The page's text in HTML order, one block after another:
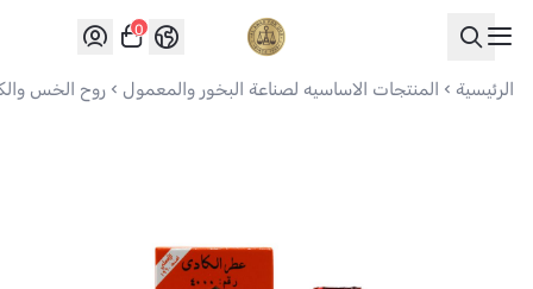
العواد للعود
0
الرئيسية المنتجات الاساسيه لصناعة البخور والمعمول روح الخس